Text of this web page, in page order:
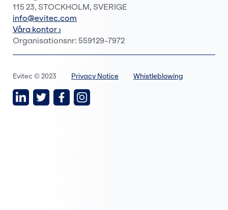
115 23, STOCKHOLM, SVERIGE
info@evitec.com
Våra kontor ›
Organisationsnr: 559129-7972
Evitec © 2023 Privacy Notice Whistleblowing